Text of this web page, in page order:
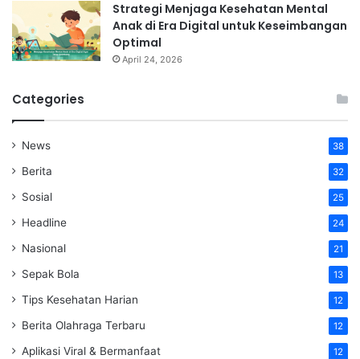
Strategi Menjaga Kesehatan Mental
Anak di Era Digital untuk Keseimbangan
Optimal
April 24, 2026
Categories
News 38
Berita 32
Sosial 25
Headline 24
Nasional 21
Sepak Bola 13
Tips Kesehatan Harian 12
Berita Olahraga Terbaru 12
Aplikasi Viral & Bermanfaat 12